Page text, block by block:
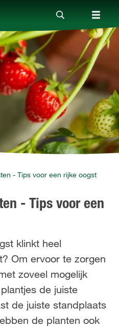
- Tips voor een rijke oogst
- Tips voor een
klinkt heel
Om ervoor te zorgen
zoveel mogelijk
de juiste
de juiste standplaats
de planten ook